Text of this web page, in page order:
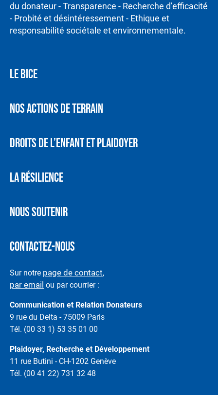
du donateur - Transparence - Recherche d’efficacité
- Probité et désintéressement - Ethique et
responsabilité sociétale et environnementale.
LE BICE
NOS ACTIONS DE TERRAIN
DROITS DE L’ENFANT ET PLAIDOYER
LA RÉSILIENCE
NOUS SOUTENIR
CONTACTEZ-NOUS
Sur notre page de contact,
par email ou par courrier :
Communication et Relation Donateurs
9 rue du Delta - 75009 Paris
Tél. (00 33 1) 53 35 01 00
Plaidoyer, Recherche et Développement
11 rue Butini - CH-1202 Genève
Tél. (00 41 22) 731 32 48